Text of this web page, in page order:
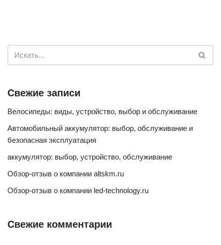
Свежие записи
Велосипеды: виды, устройство, выбор и обслуживание
Автомобильный аккумулятор: выбор, обслуживание и
безопасная эксплуатация
аккумулятор: выбор, устройство, обслуживание
Обзор-отзыв о компании altskm.ru
Обзор-отзыв о компании led-technology.ru
Свежие комментарии